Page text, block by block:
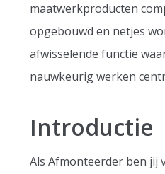
maatwerkproducten
opgebouwd en netjes
afwisselende functie
nauwkeurig werken
Introductie
Als Afmonteerder ben jij